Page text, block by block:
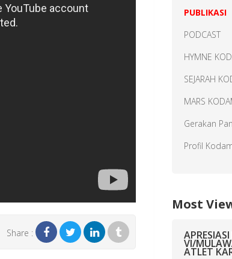
Share :
PUBLIKASI
PODCAST
HYMNE
SEJARAH
MARS
Gerakan
Profil
Most
VI/
ATLET